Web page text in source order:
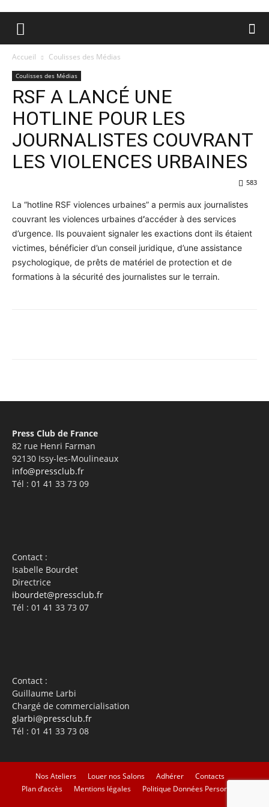
Accueil Coulisses des Médias
Coulisses des Médias
RSF A LANCÉ UNE
HOTLINE POUR LES
JOURNALISTES COUVRANT
LES VIOLENCES URBAINES
583
La “hotline RSF violences urbaines” a permis aux journalistes
couvrant les violences urbaines d’accéder à des services
d’urgence. Ils pouvaient signaler les exactions dont ils étaient
victimes, bénéficier d’un conseil juridique, d’une assistance
psychologique, de prêts de matériel de protection et de
formations à la sécurité des journalistes sur le terrain.
Press Club de France
82 rue Henri Farman
92130 Issy-les-Moulineaux
info@pressclub.fr
Tél : 01 41 33 73 09
Contact :
Isabelle Bourdet
Directrice
ibourdet@pressclub.fr
Tél : 01 41 33 73 07
Contact :
Guillaume Larbi
Chargé de commercialisation
glarbi@pressclub.fr
Tél : 01 41 33 73 08
Nos Ateliers Louer nos Salons Adhérer
Contacts
Plan d’accès
Mentions légales Politique Données Personnelles